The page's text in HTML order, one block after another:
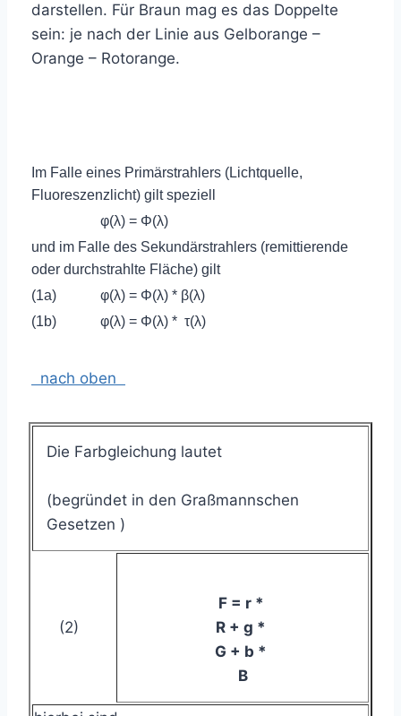
darstellen. Für Braun mag es das Doppelte
sein: je nach der Linie aus Gelborange –
Orange – Rotorange.
Im Falle eines Primärstrahlers (Lichtquelle,
Fluoreszenzlicht) gilt speziell
φ(λ) = Φ(λ)
und im Falle des Sekundärstrahlers (remittierende
oder durchstrahlte Fläche) gilt
(1a)
φ(λ) = Φ(λ) * β(λ)
(1b)
φ(λ) = Φ(λ) * τ(λ)
nach oben
Die Farbgleichung lautet
(begründet in den Graßmannschen
Gesetzen )
(2)
F= r *
R + g *
G + b *
B